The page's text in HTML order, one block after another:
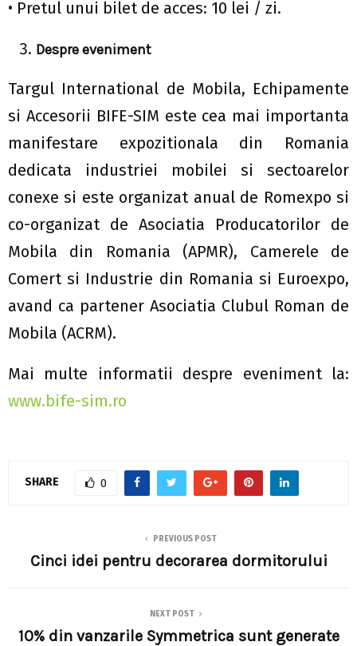
• Pretul unui bilet de acces: 10 lei / zi.
Despre eveniment
Targul International de Mobila, Echipamente
si Accesorii BIFE-SIM este cea mai importanta
manifestare expozitionala din Romania
dedicata industriei mobilei si sectoarelor
conexe si este organizat anual de Romexpo si
co-organizat de Asociatia Producatorilor de
Mobila din Romania (APMR), Camerele de
Comert si Industrie din Romania si Euroexpo,
avand ca partener Asociatia Clubul Roman de
Mobila (ACRM).
Mai multe informatii despre eveniment la:
www.bife-sim.ro
SHARE 0
PREVIOUS POST
Cinci idei pentru decorarea dormitorului
NEXT POST
10% din vanzarile Symmetrica sunt generate